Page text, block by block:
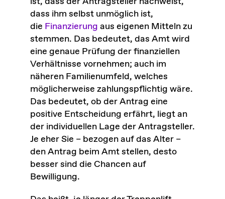
dass ihm selbst unmöglich ist,
die Finanzierung aus eigenen Mitteln zu
stemmen. Das bedeutet, das Amt wird
eine genaue Prüfung der finanziellen
Verhältnisse vornehmen; auch im
näheren Familienumfeld, welches
möglicherweise zahlungspflichtig wäre.
Das bedeutet, ob der Antrag eine
positive Entscheidung erfährt, liegt an
der individuellen Lage der Antragsteller.
Je eher Sie – bezogen auf das Alter –
den Antrag beim Amt stellen, desto
besser sind die Chancen auf
Bewilligung.